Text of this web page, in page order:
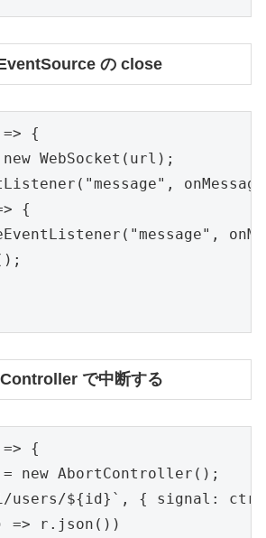
の close
{
WebSocket(url);
{
で中断する
{
new AbortController();
users/${id}`, { signal:
=> r.json())